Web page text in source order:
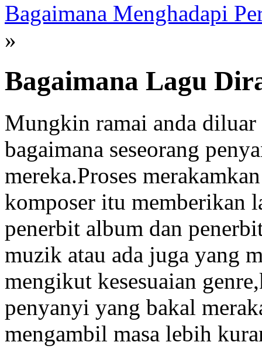
Bagaimana Menghadapi
»
Bagaimana Lagu
Mungkin ramai anda diluar
bagaimana seseorang
mereka.Proses
komposer itu memberikan
penerbit album dan
muzik atau ada juga yang
mengikut kesesuaian
penyanyi yang bakal
mengambil masa lebih